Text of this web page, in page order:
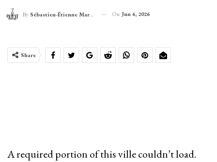
By Sébastien-Étienne Marechal On Jun 6, 2026
Share
A required portion of this ville couldn’t load.